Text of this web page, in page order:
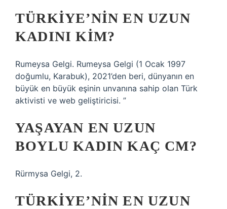
TÜRKIYE’NIN EN UZUN
KADINI KIM?
Rumeysa Gelgi. Rumeysa Gelgi (1 Ocak 1997
doğumlu, Karabuk), 2021’den beri, dünyanın en
büyük en büyük eşinin unvanına sahip olan Türk
aktivisti ve web geliştiricisi. ”
YAŞAYAN EN UZUN
BOYLU KADIN KAÇ CM?
Rürmysa Gelgi, 2.
TÜRKIYE’NIN EN UZUN